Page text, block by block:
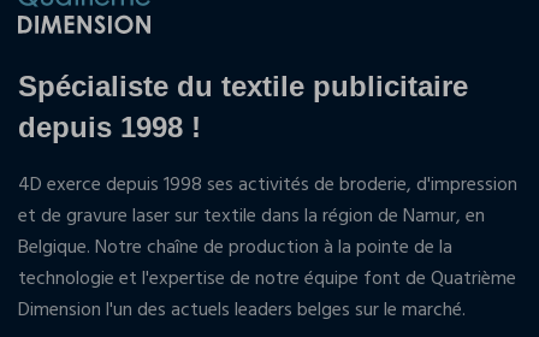
Spécialiste du textile publicitaire
depuis 1998 !
4D exerce depuis 1998 ses activités de broderie, d'impression
et de gravure laser sur textile dans la région de Namur, en
Belgique. Notre chaîne de production à la pointe de la
technologie et l'expertise de notre équipe font de Quatrième
Dimension l'un des actuels leaders belges sur le marché.